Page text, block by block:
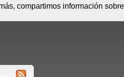
Conectar
compartimos información sobre